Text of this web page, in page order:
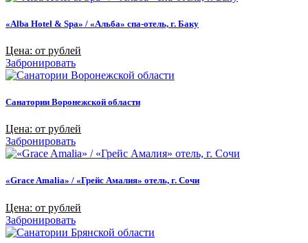
«Alba Hotel & Spa» / «Альба» спа-отель, г. Баку
Цена: от рублей
Забронировать
Санатории Воронежской области
Цена: от рублей
Забронировать
«Grace Amalia» / «Грейс Амалия» отель, г. Сочи
Цена: от рублей
Забронировать